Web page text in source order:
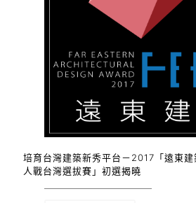
培育台灣建築新秀平台－2017「遠東
人戰台灣選拔賽」初選揭曉